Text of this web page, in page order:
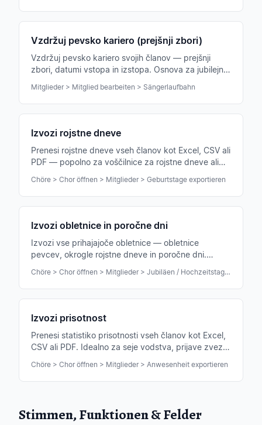
Vzdržuj pevsko kariero (prejšnji zbori)
Vzdržuj pevsko kariero svojih članov — prejšnji
zbori, datumi vstopa in izstopa. Osnova za jubilejne
Mitglieder > Mitglied bearbeiten > Sängerlaufbahn
Izvozi rojstne dneve
Prenesi rojstne dneve vseh članov kot Excel, CSV ali
PDF — popolno za voščilnice za rojstne dneve ali
Chöre > Chor öffnen > Mitglieder > Geburtstage exportieren
Izvozi obletnice in poročne dni
Izvozi vse prihajajoče obletnice — obletnice
pevcev, okrogle rojstne dneve in poročne dni.
Chöre > Chor öffnen > Mitglieder > Jubiläen / Hochzeitstage exportieren
Izvozi prisotnost
Prenesi statistiko prisotnosti vseh članov kot Excel,
CSV ali PDF. Idealno za seje vodstva, prijave zvezi
Chöre > Chor öffnen > Mitglieder > Anwesenheit exportieren
Stimmen, Funktionen & Felder